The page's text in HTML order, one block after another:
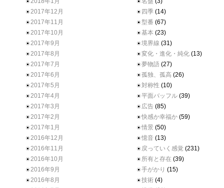
2017年12月
2017年11月
2017年10月
2017年9月
2017年8月
2017年7月
2017年6月
2017年5月
2017年4月
2017年3月
2017年2月
2017年1月
2016年12月
2016年11月
2016年10月
2016年9月
2016年8月
四季 (14)
型番 (67)
基本 (23)
境界線 (31)
変化・進化・純化 (13)
夢物語 (27)
孤独、孤高 (26)
対称性 (10)
平面バッフル (39)
広告 (85)
快感か幸福か (59)
情景 (50)
憶音 (13)
戻っていく感覚 (231)
所有と存在 (39)
手がかり (15)
技術 (4)